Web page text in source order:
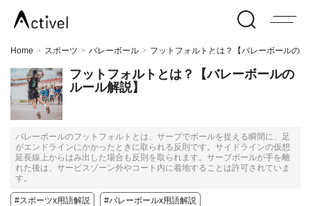
Home > スポーツ > バレーボール > フットフォルトとは？【バレーボールのル
フットフォルトとは？【バレーボールの
ルール解説】
バレーボールのフットフォルトとは、サーブでボールを捉える瞬間に、足
がエンドラインにかかったときに取られる反則です。サイドラインの仮想
延長線上からはみ出した場合も反則を取られます。サーブボールが手を離
れた後は、サービスゾーン外やコート内に着地することは許可されていま
す。
#スポーツx用語解説 #バレーボールx用語解説